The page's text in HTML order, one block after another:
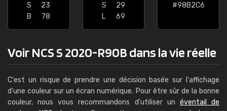
S
23
B
78
S
29
L
69
#98B2C6
Voir NCS S 2020-R90B dans la vie réelle
C'est un risque de prendre une décision basée sur l'affichage
d'une couleur sur un écran numérique. Pour être sûr de la bonne
couleur, nous vous recommandons d'utiliser un éventail de